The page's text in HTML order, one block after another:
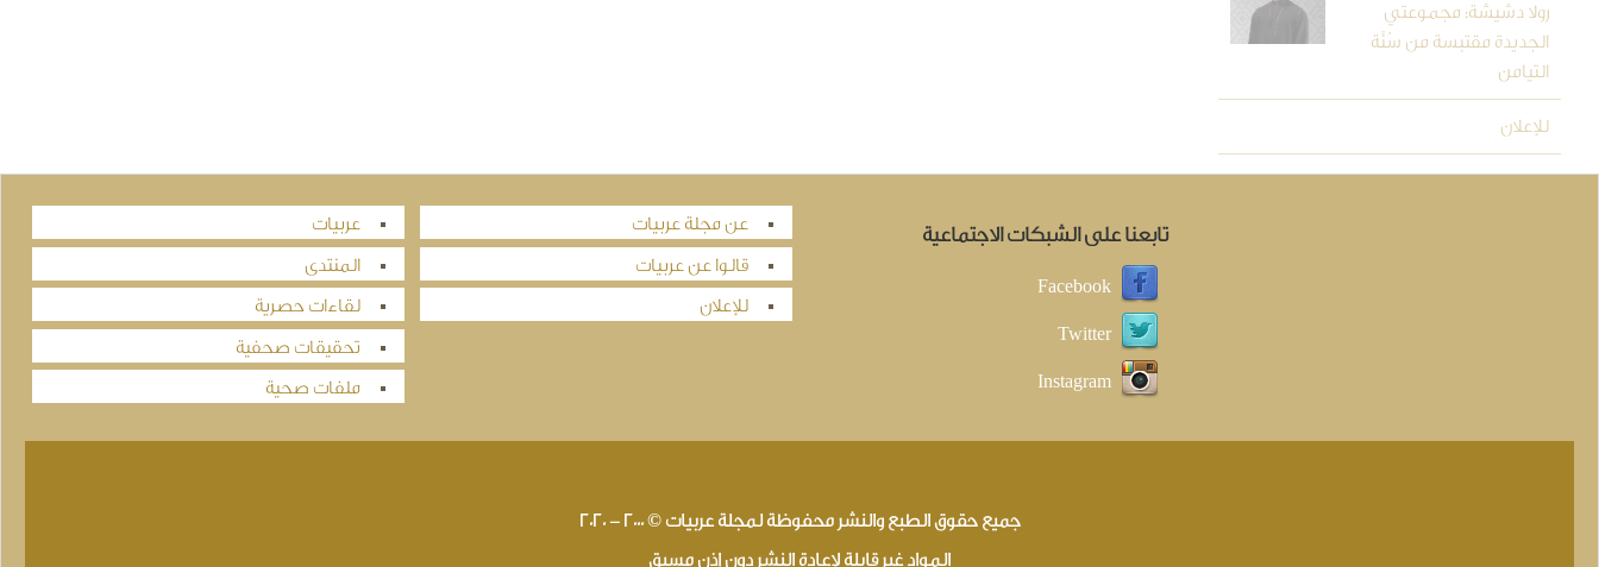
رولا دشيشة: مجموعتي
الجديدة مقتبسة من سُنَّة
التيامن
للإعلان
عربيات
المنتدى
لقاءات حصرية
تحقيقات صحفية
ملفات صحية
عن مجلة عربيات
قالوا عن عربيات
للإعلان
تابعنا على الشبكات الاجتماعية
Facebook
Twitter
Instagram
جميع حقوق الطبع والنشر محفوظة لمجلة عربيات © 2000 - 2020
المواد غير قابلة لإعادة النشر دون إذن مسبق